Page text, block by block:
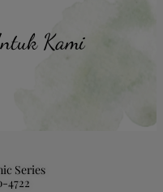
Kami
Series
4722